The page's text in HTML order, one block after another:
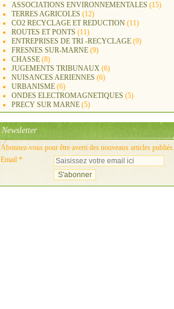
ASSOCIATIONS ENVIRONNEMENTALES (15)
TERRES AGRICOLES (12)
CO2 RECYCLAGE ET REDUCTION (11)
ROUTES ET PONTS (11)
ENTREPRISES DE TRI -RECYCLAGE (9)
FRESNES SUR-MARNE (9)
CHASSE (8)
JUGEMENTS TRIBUNAUX (6)
NUISANCES AERIENNES (6)
URBANISME (6)
ONDES ELECTROMAGNETIQUES (5)
PRECY SUR MARNE (5)
Newsletter
Abonnez-vous pour être averti des nouveaux articles publiés.
Email